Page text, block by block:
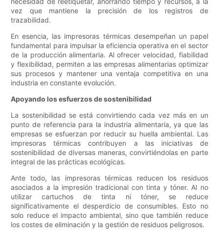
vez que mantiene la precisión de los registros de
trazabilidad.
En esencia, las impresoras térmicas desempeñan un papel
fundamental para impulsar la eficiencia operativa en el sector
de la producción alimentaria. Al ofrecer velocidad, fiabilidad
y flexibilidad, permiten a las empresas alimentarias optimizar
sus procesos y mantener una ventaja competitiva en una
industria en constante evolución.
Apoyando los esfuerzos de sostenibilidad
La sostenibilidad se está convirtiendo cada vez más en un
punto de referencia para la industria alimentaria, ya que las
empresas se esfuerzan por reducir su huella ambiental. Las
impresoras térmicas contribuyen a las iniciativas de
sostenibilidad de diversas maneras, convirtiéndolas en parte
integral de las prácticas ecológicas.
Ante todo, las impresoras térmicas reducen los residuos
asociados a la impresión tradicional con tinta y tóner. Al no
utilizar cartuchos de tinta ni tóner, se reduce
significativamente el desperdicio de consumibles. Esto no
solo reduce el impacto ambiental, sino que también reduce
los costes de eliminación y la gestión de residuos peligrosos.